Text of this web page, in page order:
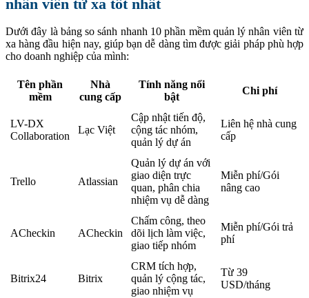
nhân viên từ xa tốt nhất
Dưới đây là bảng so sánh nhanh 10 phần mềm quản lý nhân viên từ
xa hàng đầu hiện nay, giúp bạn dễ dàng tìm được giải pháp phù hợp
cho doanh nghiệp của mình:
Tên phần
mềm
Nhà
cung cấp
Tính năng nổi
bật
Chi phí
LV-DX
Collaboration
Lạc Việt
Cập nhật tiến độ,
cộng tác nhóm,
quản lý dự án
Liên hệ nhà cung
cấp
Trello Atlassian
Quản lý dự án với
giao diện trực
quan, phân chia
nhiệm vụ dễ dàng
Miễn phí/Gói
nâng cao
ACheckin ACheckin
Chấm công, theo
dõi lịch làm việc,
giao tiếp nhóm
Miễn phí/Gói trả
phí
Bitrix24 Bitrix
CRM tích hợp,
quản lý cộng tác,
giao nhiệm vụ
Từ 39
USD/tháng